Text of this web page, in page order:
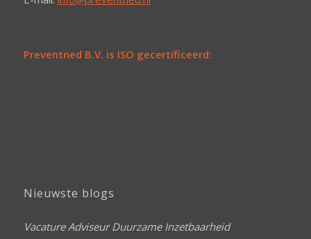
Preventned B.V. is ISO gecertificeerd:
Nieuwste blogs
Vacature Adviseur Duurzame Inzetbaarheid